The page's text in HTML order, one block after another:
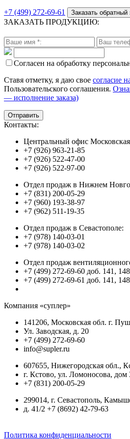
+7 (499) 272-69-61 Заказать обратный
ЗАКАЗАТЬ ПРОДУКЦИЮ:
Согласен на обработку
Ставя отметку, я даю свое согласие
Пользовательского соглашения.
— исполнение заказа)
Контакты:
Центральный офис
+7 (926) 963-21-85
+7 (926) 522-47-00
+7 (926) 522-97-00
Отдел продаж в Нижнем
+7 (831) 200-05-29
+7 (960) 193-38-97
+7 (962) 511-19-35
Отдел продаж в Севастополе:
+7 (978) 140-03-01
+7 (978) 140-03-02
Отдел продаж
+7 (499) 272-69-60 доб. 141, 148
+7 (499) 272-69-61 доб. 141, 148
Компания «суплер»
141206, Московская обл. г.
Ул. Заводская, д. 20
+7 (499) 272-69-60
info@supler.ru
607655, Нижегородская обл.,
г. Кстово, ул. Ломоносова, дом
+7 (831) 200-05-29
299014, г. Севастополь,
д. 41/2 +7 (8692) 42-79-63
Политика конфиденциальности